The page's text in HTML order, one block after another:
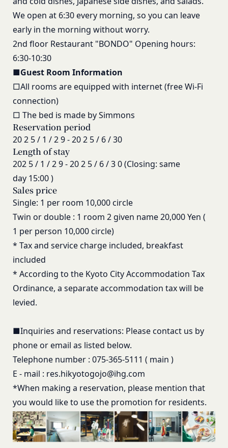
We open at 6:30 every morning, so you can leave
early in the morning without worry.
2nd floor Restaurant "BONDO" Opening hours:
6:30-10:30
■Guest Room Information
□All rooms are equipped with internet (free Wi-Fi
connection)
□ The bed is made by Simmons
Reservation period
202 5/ 1 /29-202 5/ 6/30
Length of stay
202 5/ 1 /29-202 5/ 6/30(Closing: same
day 15:00)
Sales price
Single: 1 per room 10,000circle
Twin or double : 1 room 2 given name20,000Yen (
1 per person 10,000circle)
* Tax and service charge included, breakfast
included
* According to the Kyoto City Accommodation Tax
Ordinance, a separate accommodation tax will be
levied.
■Inquiries and reservations: Please contact us by
phone or email as listed below.
Telephone number : 075-365-5111 ( main )
E - mail : res.hikyotogojo@ihg.com
*When making a reservation, please mention that
you would like to use the promotion for residents.
お客様が、端末または携帯端末上で当社のサービス
を利用し、そこで位置情報を提供することを認めた
場合、当社は、お客様の位置情報を取得することが
あります。通常はお客様のブラウザや端末の設定に
より無効にすることができますが、無効にした場合
には当社のサービスの一部が利用できなくなくなる
ことがあります。
お客様のアクションに関する情報
お客様が、当社のサービスを利用する際、直接当社
に提供した情報および当社のサービスを提供してい
る第三者サービス提供者を通じて提供した情報を、
当社は取得・保管することがあります。お客様のサ
ービスご利用状況、他の利用者との交流に関する情
報も取得することがあります。
外部サービスとの連携により取得する情報
外部サービスでお客様が利用するIDおよびその他
外部サービスのプライバシー設定によりお客様が提
携先に開示を認めた情報を取得することがありま
す。
取得した個人情報等の利用目的
当社は、お客様からご提供いただいたお客様情報
目的の範囲内で利用します。
Cookie（クッキー）について
当社は、お客様にとってより使いやすく、より価値
ー」といいます。これに類似の技術を含みます。)
用のパソコンや携帯端末に一時的にデータを保存さ
せるもので、これを利用することにより当社のサー
バに、当社サイト内におけるお客様の行動履歴(ア
クセスしたURL、コンテンツ、参照順序等)や、年
齢や性別、職業、居住地域、位置情報等個人が特定
できない属性情報(それらの組み合わせによっても
個人が特定できないもの)を取得することがありま
本サービスの利用登録をいいます。
「登録情報」
登録希望者及び利用者が会員登録時に登録した当社
が定める情報、本サービス利用中に当社が必要と判
断して登録を求めた情報及びこれらの情報について
利用者自身が追加、変更を行った場合の当該情報を
いいます。
「アカウント」
各会員が保有する、本サービスの利用に関する権利
の総体をいいます。
「パスワード」
登録情報と組み合わせて、会員とその他の者とを識
別するために用いられる符号をいいます。
「提携パートナー」
当社との間で締結する契約に基づき、本サービスと
提携するサービス（以下「提携サービス」といいま
第2条（総則・適用範囲）
本規約は、会員と当社間において本サービスの利用
に関し適用され、登録手続き完了後の本サービスの
提供条件及び当社と会員との権利義務関係を定める
ものです。
当社が、当社ウェブサイト上に本サービスに関する
発信する場合、それらは本規約の一部を構成するも
のとし、個別規定、追加規定又はルール等が本規約
と抵触する場合には、当該個別規定、追加規定又は
ルール等が優先されるものとします。
当社は、本規約を変更する必要が生じた場合には、
会員の明示の承諾を得ることなく、本規約を変更す
ることができるものとします。
前項による本規約の変更をするときは、その効力発
生日を定め、かつ、本規約を変更する旨及び変更後